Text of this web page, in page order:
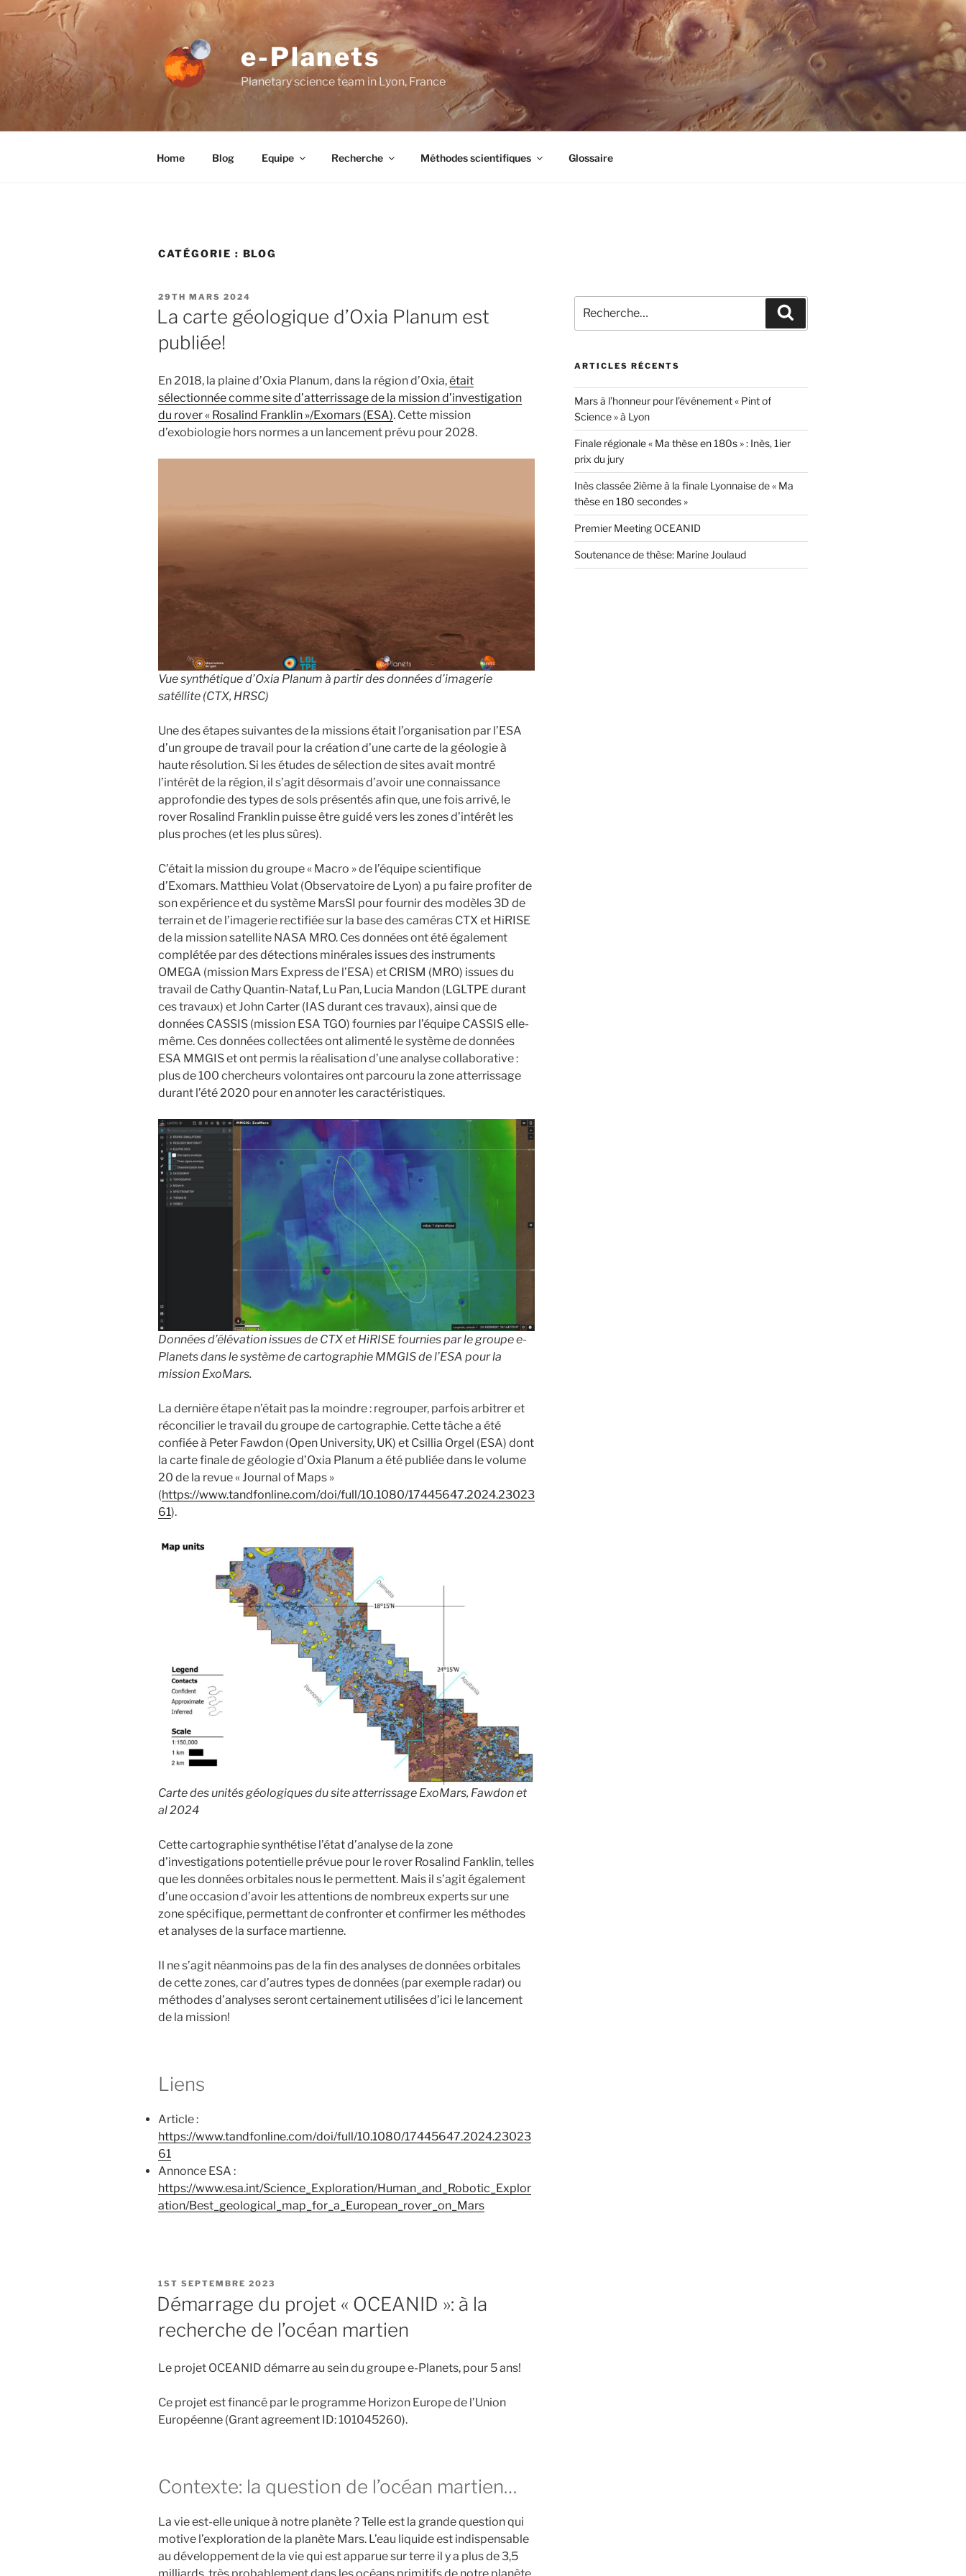
contenu
principal
e-Planets
Planetary science team in Lyon, France
Home Blog Equipe Recherche Méthodes scientifiques Glossaire
CATÉGORIE : BLOG
PUBLIÉ
LE
29TH MARS 2024
La carte géologique d’Oxia Planum est
publiée!
En 2018, la plaine d’Oxia Planum, dans la région d’Oxia,était
sélectionnée comme site d’atterrissage de la mission d’investigation
du rover « Rosalind Franklin »/Exomars (ESA). Cette mission
d’exobiologie hors normes a un lancement prévu pour 2028.
Vue synthétique d’Oxia Planum à partir des données d’imagerie
satéllite (CTX, HRSC)
Une des étapes suivantes de la missions était l’organisation par l’ESA
d’un groupe de travail pour la création d’une carte de la géologie à
haute résolution. Si les études de sélection de sites avait montré
l’intérêt de la région, il s’agit désormais d’avoir une connaissance
approfondie des types de sols présentés afin que, une fois arrivé, le
rover Rosalind Franklin puisse être guidé vers les zones d’intérêt les
plus proches (et les plus sûres).
C’était la mission du groupe « Macro » de l’équipe scientifique
d’Exomars. Matthieu Volat (Observatoire de Lyon) a pu faire profiter de
son expérience et du système MarsSI pour fournir des modèles 3D de
terrain et de l’imagerie rectifiée sur la base des caméras CTX et HiRISE
de la mission satellite NASA MRO. Ces données ont été également
complétée par des détections minérales issues des instruments
OMEGA (mission Mars Express de l’ESA) et CRISM (MRO) issues du
travail de Cathy Quantin-Nataf, Lu Pan, Lucia Mandon (LGLTPE durant
ces travaux) et John Carter (IAS durant ces travaux), ainsi que de
données CASSIS (mission ESA TGO) fournies par l’équipe CASSIS elle-
même. Ces données collectées ont alimenté le système de données
ESA MMGIS et ont permis la réalisation d’une analyse collaborative :
plus de 100 chercheurs volontaires ont parcouru la zone atterrissage
durant l’été 2020 pour en annoter les caractéristiques.
Données d’élévation issues de CTX et HiRISE fournies par le groupe e-
Planets dans le système de cartographie MMGIS de l’ESA pour la
mission ExoMars.
La dernière étape n’était pas la moindre : regrouper, parfois arbitrer et
réconcilier le travail du groupe de cartographie. Cette tâche a été
confiée à Peter Fawdon (Open University, UK) et Csillia Orgel (ESA) dont
la carte finale de géologie d’Oxia Planum a été publiée dans le volume
20 de la revue « Journal of Maps »
(https://www.tandfonline.com/doi/full/10.1080/17445647.2024.23023
61).
Carte des unités géologiques du site atterrissage ExoMars, Fawdon et
al 2024
Cette cartographie synthétise l’état d’analyse de la zone
d’investigations potentielle prévue pour le rover Rosalind Fanklin, telles
que les données orbitales nous le permettent. Mais il s’agit également
d’une occasion d’avoir les attentions de nombreux experts sur une
zone spécifique, permettant de confronter et confirmer les méthodes
et analyses de la surface martienne.
Il ne s’agit néanmoins pas de la fin des analyses de données orbitales
de cette zones, car d’autres types de données (par exemple radar) ou
méthodes d’analyses seront certainement utilisées d’ici le lancement
de la mission!
Liens
Article :
https://www.tandfonline.com/doi/full/10.1080/17445647.2024.23023
61
Annonce ESA :
https://www.esa.int/Science_Exploration/Human_and_Robotic_Explor
ation/Best_geological_map_for_a_European_rover_on_Mars
PUBLIÉ
LE
1ST SEPTEMBRE 2023
Démarrage du projet « OCEANID »: à la
recherche de l’océan martien
Le projet OCEANID démarre au sein du groupe e-Planets, pour 5 ans!
Ce projet est financé par le programme Horizon Europe de l’Union
Européenne (Grant agreement ID: 101045260).
Contexte: la question de l’océan martien…
La vie est-elle unique à notre planète ? Telle est la grande question qui
motive l’exploration de la planète Mars. L’eau liquide est indispensable
au développement de la vie qui est apparue sur terre il y a plus de 3,5
pour
:
ARTICLES RÉCENTS
Mars à l’honneur pour l’événement « Pint of
Science » à Lyon
Finale régionale « Ma thèse en 180s » : Inès, 1ier
prix du jury
Inès classée 2ième à la finale Lyonnaise de « Ma
thèse en 180 secondes »
Premier Meeting OCEANID
Soutenance de thèse: Marine Joulaud